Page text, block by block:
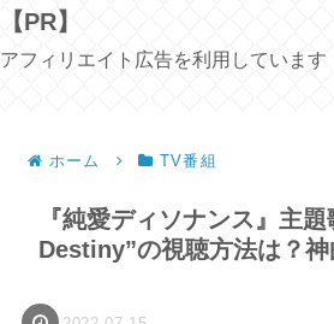
【PR】
アフィリエイト広告を利用しています
ホーム TV番組
『純愛ディソナンス』主
Destiny”の視聴方法は？神